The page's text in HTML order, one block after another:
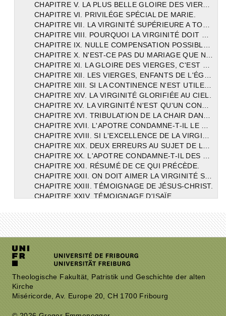
CHAPITRE V. LA PLUS BELLE GLOIRE DES VIERGES.
CHAPITRE VI. PRIVILÉGE SPÉCIAL DE MARIE.
CHAPITRE VII. LA VIRGINITÉ SUPÉRIEURE A TOUTE FÉCONDITÉ CONJUGALE.
CHAPITRE VIII. POURQUOI LA VIRGINITÉ DOIT ÊTRE HONORÉE.
CHAPITRE IX. NULLE COMPENSATION POSSIBLE A LA VIRGINITÉ PERDUE.
CHAPITRE X. N'EST-CE PAS DU MARIAGE QUE NAISSENT LES VIERGES ?
CHAPITRE XI. LA GLOIRE DES VIERGES, C'EST D'ÊTRE CONSACRÉES A DIEU.
CHAPITRE XII. LES VIERGES, ENFANTS DE L'ÉGLISE.
CHAPITRE XIII. SI LA CONTINENCE N'EST UTILE QUE POUR LA VIE PRÉSENTE.
CHAPITRE XIV. LA VIRGINITÉ GLORIFIÉE AU CIEL.
CHAPITRE XV. LA VIRGINITÉ N'EST QU'UN CONSEIL ET NON UN PRÉCEPTE.
CHAPITRE XVI. TRIBULATION DE LA CHAIR DANS LE MARIAGE.
CHAPITRE XVII. L'APOTRE CONDAMNE-T-IL LE MARIAGE
CHAPITRE XVIII. SI L'EXCELLENCE DE LA VIRGINITÉ CONDAMNE LE MARIAGE.
CHAPITRE XIX. DEUX ERREURS AU SUJET DE LA VIRGINITÉ ET DU MARIAGE.
CHAPITRE XX. L'APOTRE CONDAMNE-T-IL DES NOCES ?
CHAPITRE XXI. RÉSUMÉ DE CE QUI PRÉCÈDE.
CHAPITRE XXII. ON DOIT AIMER LA VIRGINITÉ SURTOUT PAR RAPPORT A LA VIE FUTURE. — TÉMOIGNAGE DE SAINT PAUL.
CHAPITRE XXIII. TÉMOIGNAGE DE JÉSUS-CHRIST.
CHAPITRE XXIV. TÉMOIGNAGE D'ISAÏE.
CHAPITRE XXVI. LE DENIER ACCORDÉ A TOUS LES OUVRIERS DE LA VIGNE.
CHAPITRE XXVII. GLOIRE EXCELLENTE ET SPÉCIALE RÉSERVÉE AUX VIERGES.
CHAPITRE XXVIII. JUSQU'A QUEL POINT TOUS PEUVENT-ILS SUIVRE L'AGNEAU.
CHAPITRE XXXII. L'HUMILITÉ PRESCRITE PAR JÉSUS-CHRIST.
Theologische Fakultät, Patristik und Geschichte der alten
Kirche
Miséricorde, Av. Europe 20, CH 1700 Fribourg